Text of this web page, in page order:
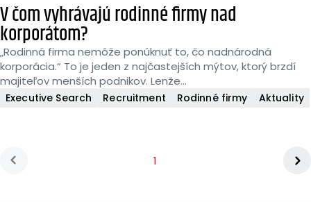
V čom vyhrávajú rodinné firmy nad
korporátom?
„Rodinná firma nemôže ponúknuť to, čo nadnárodná
korporácia.“ To je jeden z najčastejších mýtov, ktorý brzdí
majiteľov menších podnikov. Lenže...
Executive Search Recruitment Rodinné firmy Aktuality
1 Next